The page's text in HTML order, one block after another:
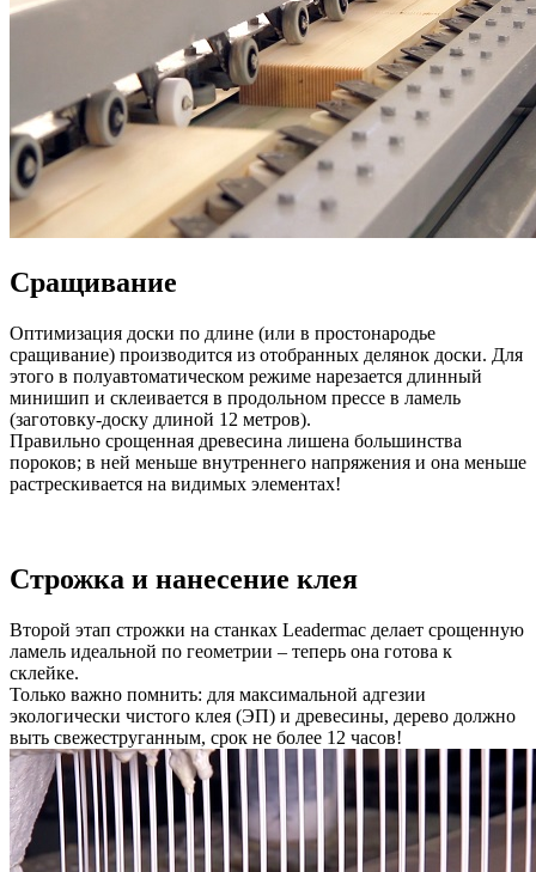
Сращивание
Оптимизация доски по длине (или в простонародье
сращивание) производится из отобранных делянок доски. Для
этого в полуавтоматическом режиме нарезается длинный
минишип и склеивается в продольном прессе в ламель
(заготовку-доску длиной 12 метров).
Правильно срощенная древесина лишена большинства
пороков; в ней меньше внутреннего напряжения и она меньше
растрескивается на видимых элементах!
Строжка и нанесение клея
Второй этап строжки на станках Leadermac делает срощенную
ламель идеальной по геометрии – теперь она готова к
склейке.
Только важно помнить: для максимальной адгезии
экологически чистого клея (ЭП) и древесины, дерево должно
выть свежеструганным, срок не более 12 часов!